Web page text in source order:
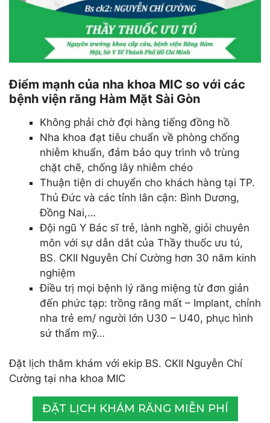
Điểm mạnh của nha khoa MIC so với các
bệnh viện răng Hàm Mặt Sài Gòn
Không phải chờ đợi hàng tiếng đồng hồ
Nha khoa đạt tiêu chuẩn về phòng chống
nhiễm khuẩn, đảm bảo quy trình vô trùng
chặt chẽ, chống lây nhiễm chéo
Thuận tiện di chuyển cho khách hàng tại TP.
Thủ Đức và các tỉnh lân cận: Bình Dương,
Đồng Nai,…
Đội ngũ Y Bác sĩ trẻ, lành nghề, giỏi chuyên
môn với sự dẫn dắt của Thầy thuốc ưu tú,
BS. CKII Nguyễn Chí Cường hơn 30 năm kinh
nghiệm
Điều trị mọi bệnh lý răng miệng từ đơn giản
đến phức tạp: trồng răng mất – Implant, chỉnh
nha trẻ em/ người lớn U30 – U40, phục hình
sứ thẩm mỹ…
Đặt lịch thăm khám với ekip BS. CKII Nguyễn Chí
Cường tại nha khoa MIC
ĐẶT LỊCH KHÁM RĂNG MIỄN PHÍ